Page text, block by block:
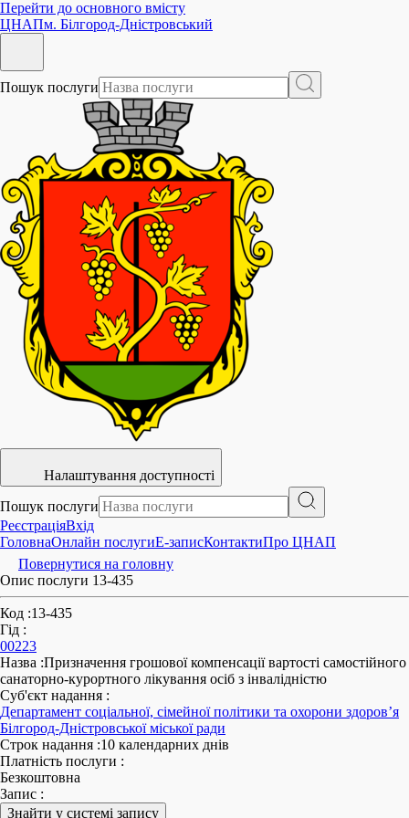
Перейти до основного вмісту
ЦНАПм. Білгород-Дністровський
Пошук послуги
Налаштування доступності
Пошук послуги
РеєстраціяВхід
ГоловнаОнлайн послугиE-записКонтактиПро ЦНАП
Повернутися на головну
Опис послуги 13-435
Код :13-435
Гід :
00223
Назва :Призначення грошової компенсації вартості самостійного
санаторно-курортного лікування осіб з інвалідністю
Суб'єкт надання :
Департамент соціальної, сімейної політики та охорони здоров’я
Білгород-Дністровської міської ради
Строк надання :10 календарних днів
Платність послуги :
Безкоштовна
Запис :
Знайти у системі запису